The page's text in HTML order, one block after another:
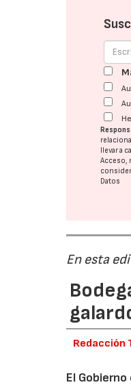
llevar a
Acceso,
Datos
En esta
Redacción
El